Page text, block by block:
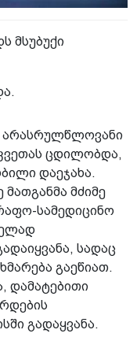
მსუბუქი
არასრულწლოვანი
ცდილობდა,
დაეჯახა.
მძიმე
სამედიცინო
სადაც
გაეწიათ.
დამატებითი
გადაყვანა.